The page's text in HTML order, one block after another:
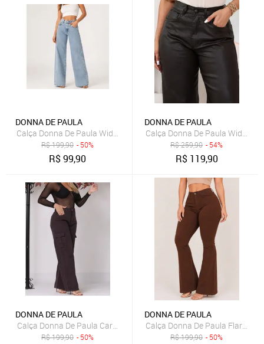
DONNA DE PAULA
Calça Donna De Paula Wide Leg Clara Jeans Marmorizada
R$199,90 - 50%
R$99,90
DONNA DE PAULA
Calça Donna De Paula Wide
R$259,90 - 54%
R$ 119,90
DONNA DE PAULA
Calça Donna De Paula Cargo Marrom Feminina Cintura Alta E
R$199,90 - 50%
DONNA DE PAULA
Calça Donna De Paula Flare
R$199,90 - 50%